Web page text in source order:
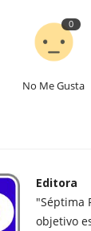
0
No Me Gusta
Editora
"Séptima
objetivo